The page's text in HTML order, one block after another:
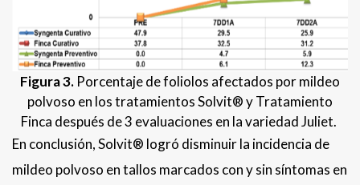
Figura 3. Porcentaje de foliolos afectados por mildeo
polvoso en los tratamientos Solvit® y Tratamiento
Finca después de 3 evaluaciones en la variedad Juliet.
En conclusión, Solvit® logró disminuir la incidencia de
mildeo polvoso en tallos marcados con y sin síntomas en